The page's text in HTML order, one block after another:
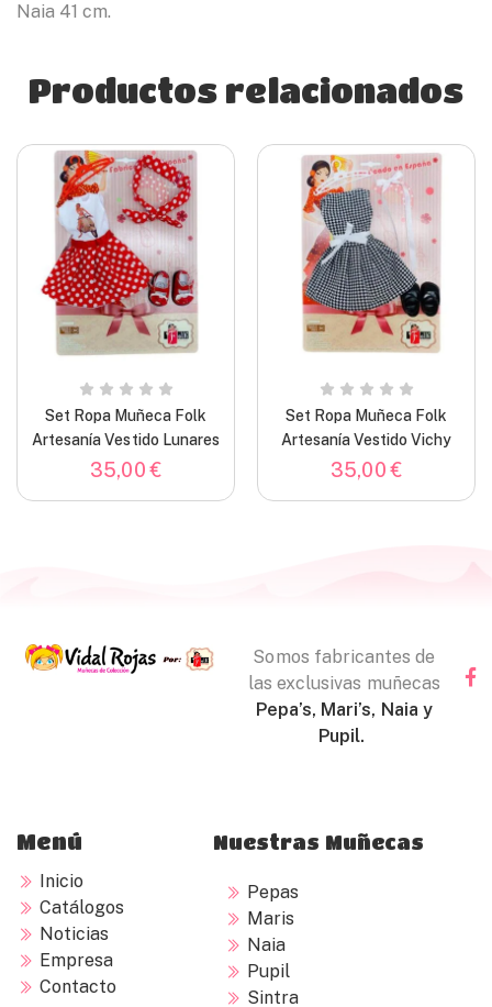
Naia 41 cm.
Productos relacionados
Set Ropa Muñeca Folk
Artesanía Vestido Lunares
Moda Pin Up Para
35,00€
Set Ropa Muñeca Folk
Artesanía Vestido Vichy
Para Muñecas
35,00€
Somos fabricantes de
las exclusivas muñecas
Pepa’s, Mari’s, Naia y
Pupil.
Menú
Inicio
Catálogos
Noticias
Empresa
Contacto
Nuestras Muñecas
Pepas
Maris
Naia
Pupil
Sintra